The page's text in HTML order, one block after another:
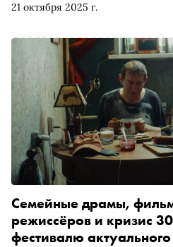
21 октября 2025 г.
отведена образам героев — их
стилизации эпохи, поисках
демократизме Кончаловского,
самостоятельных персонажах
кадре «Сноб» поговорил с
Дмитрием Андреевым
Семейные драмы,
режиссёров и кризис
фестивалю